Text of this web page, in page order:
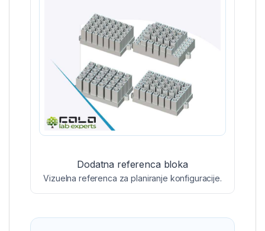
Dodatna referenca bloka
Vizuelna referenca za planiranje konfiguracije.